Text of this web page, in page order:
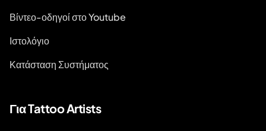
Βίντεο-οδηγοί στο Youtube
Ιστολόγιο
Κατάσταση Συστήματος
Για Tattoo Artists